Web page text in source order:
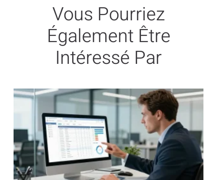
Vous Pourriez
Également Être
Intéressé Par